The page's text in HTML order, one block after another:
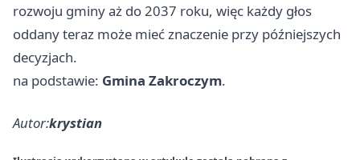
rozwoju gminy aż do 2037 roku, więc każdy głos
oddany teraz może mieć znaczenie przy późniejszych
decyzjach.
na podstawie: Gmina Zakroczym.
Autor:krystian